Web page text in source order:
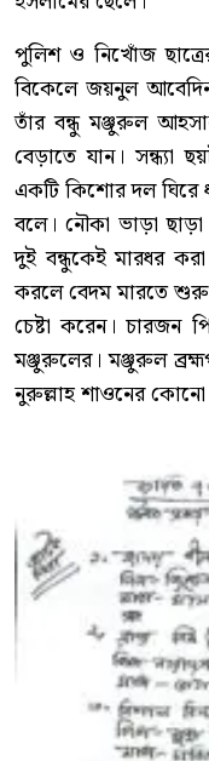
পুলিশ ও নিখোঁজ
বিকেলে জয়নুল
তাঁর বন্ধু মঞ্জুরুল
বেড়াতে যান। সন্ধ্যা
একটি কিশোর দল ঘিরে
বলে। নৌকা ভাড়া
দুই বন্ধুকেই মারধর
করলে বেদম মারতে
চেষ্টা করেন। চারজন
মঞ্জুরুলের। মঞ্জুরুল
নুরুল্লাহ শাওনের কোনো